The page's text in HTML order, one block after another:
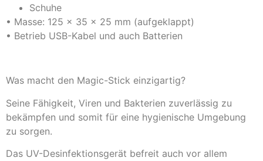
Schuhe
• Masse: 125 x 35 x 25 mm (aufgeklappt)
• Betrieb USB-Kabel und auch Batterien
Was macht den Magic-Stick einzigartig?
Seine Fähigkeit, Viren und Bakterien zuverlässig zu
bekämpfen und somit für eine hygienische Umgebung
zu sorgen.
Das UV-Desinfektionsgerät befreit auch vor allem